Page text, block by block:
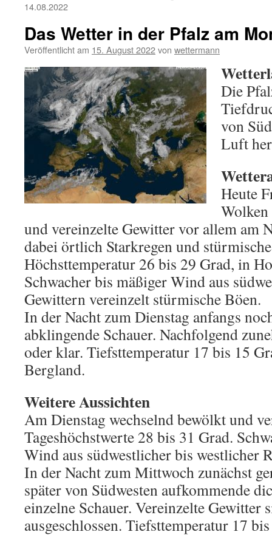
14.08.2022
Das Wetter in der Pfalz am
Veröffentlicht am 15. August 2022von wettermann
Die
von
Luft
Heute
Wolken
und vereinzelte Gewitter vor allem am
dabei örtlich Starkregen und
Höchsttemperatur 26 bis 29 Grad, in
Schwacher bis mäßiger Wind aus
Gewittern vereinzelt stürmische Böen.
In der Nacht zum Dienstag anfangs
abklingende Schauer. Nachfolgend
oder klar. Tiefsttemperatur 17 bis 15
Bergland.
Weitere Aussichten
Am Dienstag wechselnd bewölkt und
Tageshöchstwerte 28 bis 31 Grad.
Wind aus südwestlicher bis westlicher
In der Nacht zum Mittwoch zunächst
später von Südwesten aufkommende
einzelne Schauer. Vereinzelte Gewitter
ausgeschlossen. Tiefsttemperatur 17